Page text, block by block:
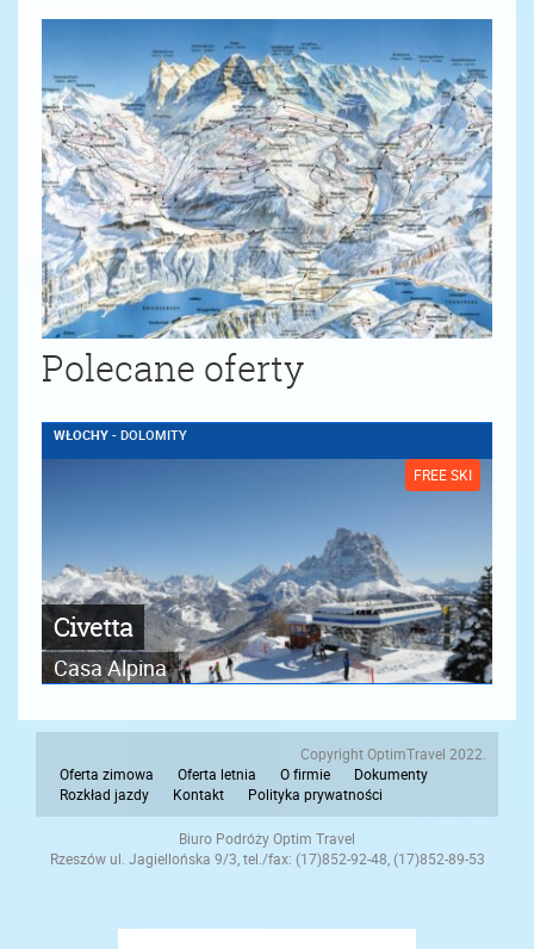
Polecane oferty
WŁOCHY - DOLOMITY
FREE SKI
Civetta
Casa Alpina
Copyright OptimTravel 2022.
Oferta zimowa
Oferta letnia O firmie
Dokumenty
Rozkład jazdy
Kontakt Polityka prywatności
Biuro Podróży Optim Travel
Rzeszów ul. Jagiellońska 9/3, tel./fax: (17)852-92-48, (17)852-89-53